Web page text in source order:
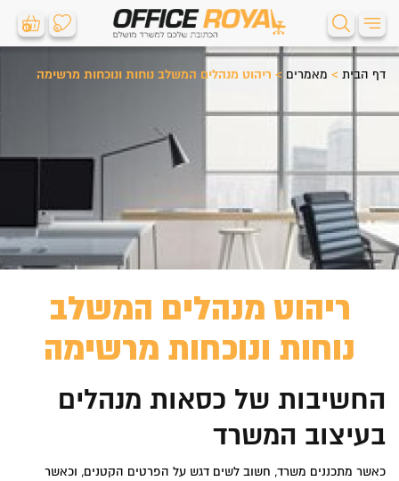
0 0
דף הבית > מאמרים > ריהוט מנהלים המשלב נוחות ונוכחות מרשימה
ריהוט מנהלים המשלב
נוחות ונוכחות מרשימה
החשיבות של כסאות מנהלים
בעיצוב המשרד
כאשר מתכננים משרד, חשוב לשים דגש על הפרטים הקטנים, וכאשר